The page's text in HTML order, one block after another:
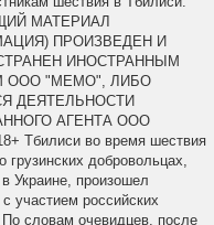
МАТЕРИАЛ
ПРОИЗВЕДЕН И
ИНОСТРАННЫМ
ООО "МЕМО", ЛИБО
ДЕЯТЕЛЬНОСТИ
АГЕНТА ООО
Тбилиси во время шествия
грузинских добровольцах,
Украине, произошел
участием российских
По словам очевидцев, после